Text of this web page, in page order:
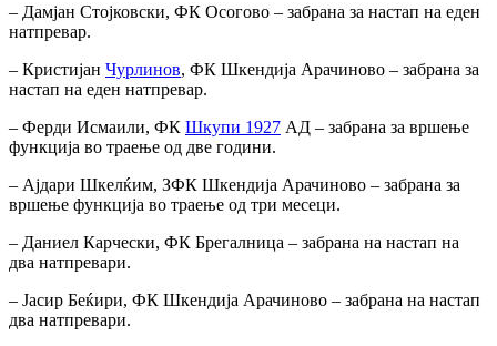
– Дамјан Стојковски, ФК Осогово – забрана за настап на еден
натпревар.
– Кристијан Чурлинов, ФК Шкендија Арачиново – забрана за
настап на еден натпревар.
– Ферди Исмаили, ФК Шкупи 1927 АД – забрана за вршење
функција во траење од две години.
– Ајдари Шкелќим, ЗФК Шкендија Арачиново – забрана за
вршење функција во траење од три месеци.
– Даниел Карчески, ФК Брегалница – забрана на настап на
два натпревари.
– Јасир Беќири, ФК Шкендија Арачиново – забрана на настап
два натпревари.